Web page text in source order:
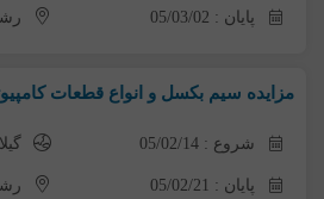
پایان : 05/03/02
مزایده سیم بکسل و انواع قطعات
شروع : 05/02/14
پایان : 05/02/21